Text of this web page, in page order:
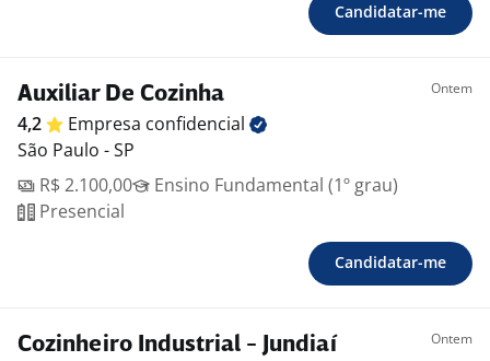
Candidatar-me
Auxiliar De Cozinha Ontem
4,2 Empresa confidencial
São Paulo - SP
R$ 2.100,00
Ensino Fundamental (1º grau)
Presencial
Candidatar-me
Cozinheiro Industrial - Jundiaí Ontem